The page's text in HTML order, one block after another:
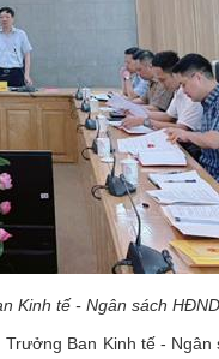
Kinh tế - Ngân sách
Ban Kinh tế -